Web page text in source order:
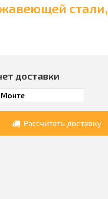
стали,
доставки
Рассчитать доставку